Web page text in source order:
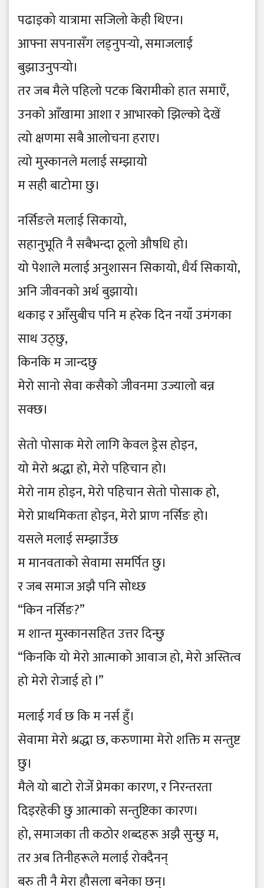
पढाइको यात्रामा सजिलो केही थिएन।
आफ्ना सपनासँग लड्नुपर्‍यो, समाजलाई
बुझाउनुपर्‍यो।
तर जब मैले पहिलो पटक बिरामीको हात समाएँ,
उनको आँखामा आशा र आभारको झिल्को देखें
त्यो क्षणमा सबै आलोचना हराए।
त्यो मुस्कानले मलाई सम्झायो
म सही बाटोमा छु।
नर्सिङले मलाई सिकायो,
सहानुभूति नै सबैभन्दा ठूलो औषधि हो।
यो पेशाले मलाई अनुशासन सिकायो, धैर्य सिकायो,
अनि जीवनको अर्थ बुझायो।
थकाइ र आँसुबीच पनि म हरेक दिन नयाँ उमंगका
साथ उठ्छु,
किनकि म जान्दछु
मेरो सानो सेवा कसैको जीवनमा उज्यालो बन्न
सक्छ।
सेतो पोसाक मेरो लागि केवल ड्रेस होइन,
यो मेरो श्रद्धा हो, मेरो पहिचान हो।
मेरो नाम होइन, मेरो पहिचान सेतो पोसाक हो,
मेरो प्राथमिकता होइन, मेरो प्राण नर्सिङ हो।
यसले मलाई सम्झाउँछ
म मानवताको सेवामा समर्पित छु।
र जब समाज अझै पनि सोध्छ
“किन नर्सिङ?”
म शान्त मुस्कानसहित उत्तर दिन्छु
“किनकि यो मेरो आत्माको आवाज हो, मेरो अस्तित्व
हो मेरो रोजाई हो l”
मलाई गर्व छ कि म नर्स हुँ।
सेवामा मेरो श्रद्धा छ, करुणामा मेरो शक्ति म सन्तुष्ट
छु।
मैले यो बाटो रोजेँ प्रेमका कारण, र निरन्तरता
दिइरहेकी छु आत्माको सन्तुष्टिका कारण।
हो, समाजका ती कठोर शब्दहरू अझै सुन्छु म,
तर अब तिनीहरूले मलाई रोक्दैनन्
बरु ती नै मेरा हौसला बनेका छन्।